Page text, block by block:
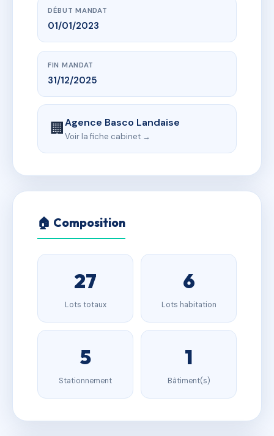
DÉBUT MANDAT
01/01/2023
FIN MANDAT
31/12/2025
🏢Agence Basco Landaise
Voir la fiche cabinet →
🏠 Composition
27
Lots totaux
6
Lots habitation
5
Stationnement
1
Bâtiment(s)